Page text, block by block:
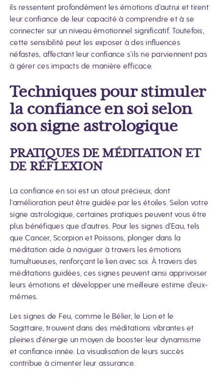
ils ressentent profondément les émotions d’autrui et tirent
leur confiance de leur capacité à comprendre et à se
connecter sur un niveau émotionnel significatif. Toutefois,
cette sensibilité peut les exposer à des influences
néfastes, affectant leur confiance s’ils ne parviennent pas
à gérer ces impacts de manière efficace.
Techniques pour stimuler
la confiance en soi selon
son signe astrologique
PRATIQUES DE MÉDITATION ET
DE RÉFLEXION
La confiance en soi est un atout précieux, dont
l’amélioration peut être guidée par les étoiles. Selon votre
signe astrologique, certaines pratiques peuvent vous être
plus bénéfiques que d’autres. Pour les signes d’Eau, tels
que Cancer, Scorpion et Poissons, plonger dans la
méditation aide à naviguer à travers les émotions
tumultueuses, renforçant le lien avec soi. À travers des
méditations guidées, ces signes peuvent ainsi apprivoiser
leurs émotions et développer une meilleure estime d’eux-
mêmes.
Les signes de Feu, comme le Bélier, le Lion et le
Sagittaire, trouvent dans des méditations vibrantes et
pleines d’énergie un moyen de booster leur dynamisme
et confiance innée. La visualisation de leurs succès
contribue à cimenter leur assurance.